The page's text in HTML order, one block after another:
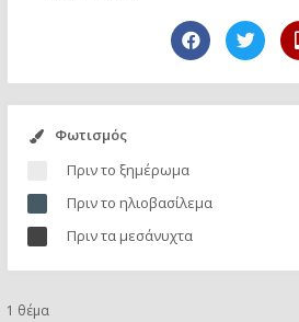
Φωτισμός
Πριν το ξημέρωμα
Πριν το ηλιοβασίλεμα
Πριν τα μεσάνυχτα
1 θέμα